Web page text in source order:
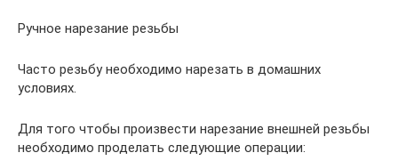
Ручное нарезание резьбы
Часто резьбу необходимо нарезать в домашних
условиях.
Для того чтобы произвести нарезание внешней резьбы
необходимо проделать следующие операции: